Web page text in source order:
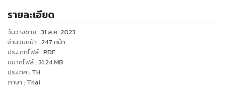
วัฒนธรรมที่ล้อมรอบอาหารในสังคมญี่ปุ่นด้วย สูตรอาหาร 100
รายการสำหรับหนังสือเล่มนี้ประกอบด้วยคอลเลกชันสูตรอาหาร
แบบดั้งเดิมที่คัดสรรมาอย่างพิถีพิถันเพื่อแสดงแก่นแท้ของอาหาร
ญี่ปุ่น ตั้งแต่ซูชิและเทมปุระไปจนถึงราเมนและยากิโทริ สูตรอาหาร
ต่างๆ นำเสนอรสชาติของภูมิภาคต่างๆ และเทคนิคการทำอาหารที่
มีอิทธิพลต่ออาหารญี่ปุ่น
รายละเอียด
วันวางขาย : 31 ส.ค. 2023
จำนวนหน้า : 247 หน้า
ประเภทไฟล์: PDF
ขนาดไฟล์: 31.24MB
ประเทศ: TH
ภาษา : Thai